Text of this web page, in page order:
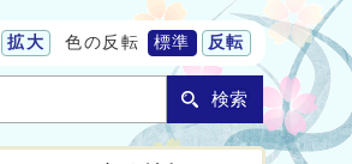
拡大 色の反転 標準 反転
検索